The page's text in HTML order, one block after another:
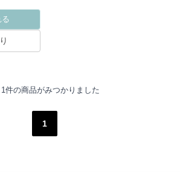
る
1件の商品がみつかりました
1